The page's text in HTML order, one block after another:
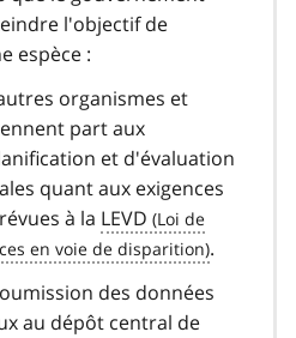
l'objectif de
espèce :
organismes et
part aux
et d'évaluation
quant aux exigences
à la LEVD
.
des données
au dépôt central de